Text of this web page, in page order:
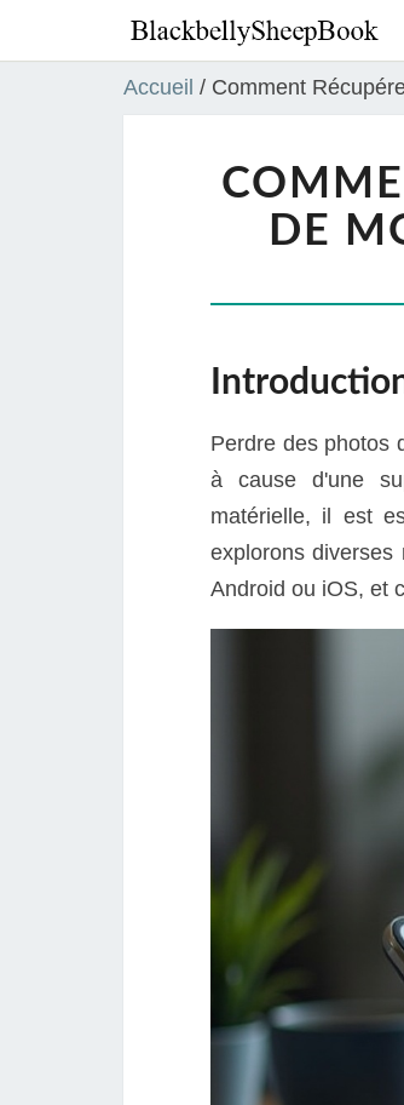
Accueil / Comment
DE
Perdre des photos
à cause d'une
matérielle, il est
explorons diverses
Android ou iOS, et